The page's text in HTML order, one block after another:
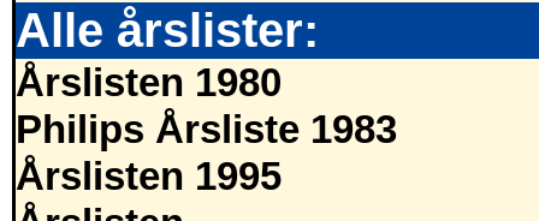
Alle årslister:
Årslisten 1980
Philips Årsliste 1983
Årslisten 1995